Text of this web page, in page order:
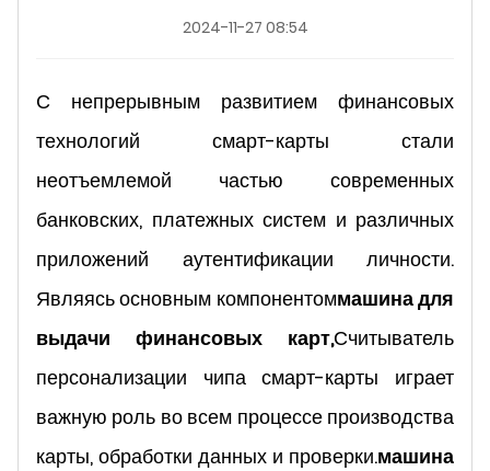
2024-11-27 08:54
С непрерывным развитием финансовых
технологий смарт-карты стали
неотъемлемой частью современных
банковских, платежных систем и различных
приложений аутентификации личности.
Являясь основным компонентоммашина для
выдачи финансовых карт,Считыватель
персонализации чипа смарт-карты играет
важную роль во всем процессе производства
карты, обработки данных и проверки.машина